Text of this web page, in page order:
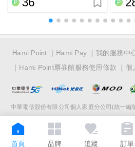
首頁 品牌 追蹤 訂單
Hami Point Hami Pay
我的服務中
Hami Point票券館服務使用條款
個
中華電信股份有限公司個人家庭分公司(統一